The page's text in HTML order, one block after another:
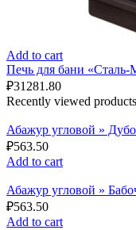
Add to cart
Печь для бани
₽31281.80
Recently viewed products
Абажур угловой »
₽563.50
Add to cart
Абажур угловой »
₽563.50
Add to cart